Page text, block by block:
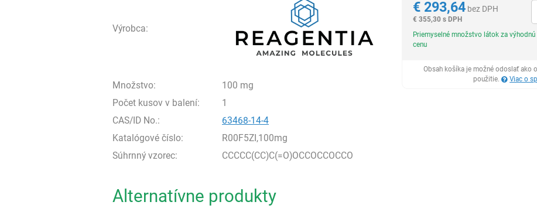
Výrobca:
Množstvo:
100 mg
Počet kusov v balení:
1
CAS/ID No.:
63468-14-4
Katalógové číslo:
R00F5ZI,100mg
Súhrnný vzorec:
CCCCC(CC)C(=O)OCCOCCOCCO
€293,64 bez DPH
€ 355,30 s DPH
Ks
Priemyselné množstvo látok za výhodnú
cenu
Obsah košíka je možné odoslať ako
použitie.
Viac o
Alternatívne produkty